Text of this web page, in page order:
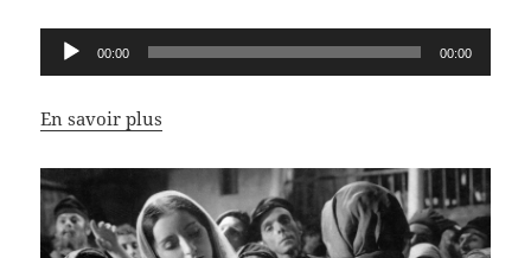
Lecteur
audio
00:00 00:00
En savoir plus